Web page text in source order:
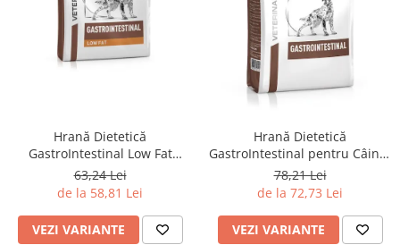
Hrană Dietetică
GastroIntestinal Low Fat
pentru Câini - Royal Canin
63,24 Lei
de la 58,81 Lei
VEZI VARIANTE
Hrană Dietetică
GastroIntestinal pentru Câini -
Royal Canin
78,21 Lei
de la 72,73 Lei
VEZI VARIANTE